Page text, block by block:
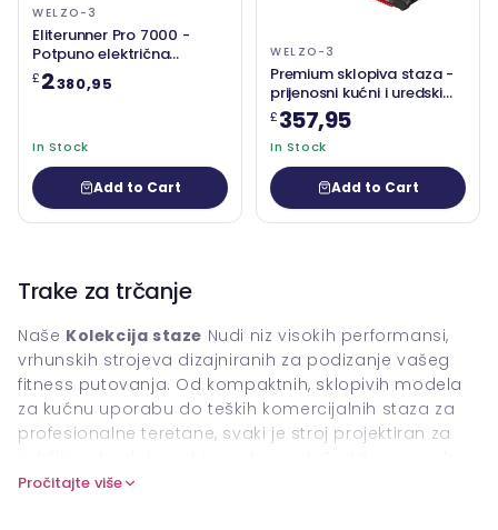
WELZO-3
Eliterunner Pro 7000 -
Potpuno električna
komercijalna staza s
naprednim značajkama za
£2.380,95
In Stock
Add to Cart
WELZO-3
Premium sklopiva staza -
prijenosni kućni i uredski
fitness gazišta
£357,95
In Stock
Add to Cart
Trake za trčanje
Naše Kolekcija staze Nudi niz visokih performansi,
vrhunskih strojeva dizajniranih za podizanje vašeg
fitness putovanja. Od kompaktnih, sklopivih modela
za kućnu uporabu do teških komercijalnih staza za
profesionalne teretane, svaki je stroj projektiran za
sustave apsorpcije udara, intuitivne zaslone
Pročitajte više